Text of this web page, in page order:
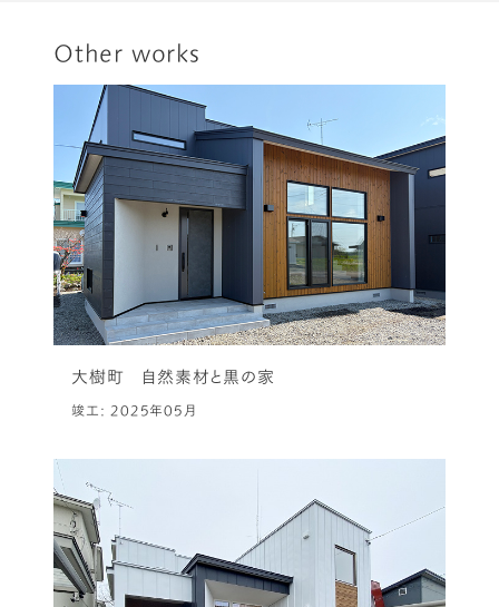
Other works
大樹町 自然素材と黒の家
竣工: 2025年05月